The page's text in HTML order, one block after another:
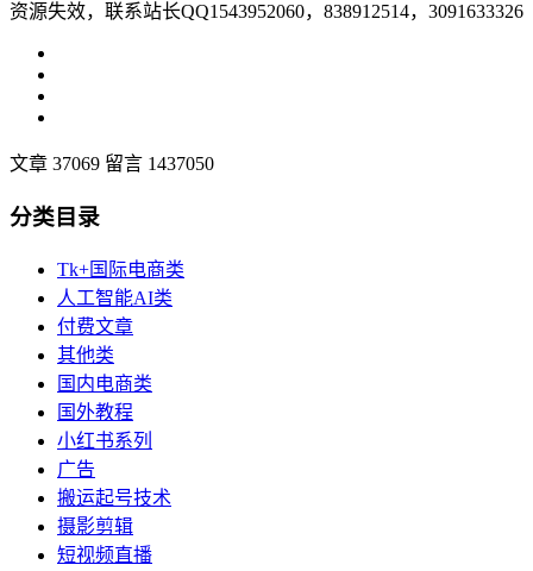
资源失效，联系站长QQ1543952060，838912514，3091633326
文章 37069 留言 1437050
分类目录
Tk+国际电商类
人工智能AI类
付费文章
其他类
国内电商类
国外教程
小红书系列
广告
搬运起号技术
摄影剪辑
短视频直播